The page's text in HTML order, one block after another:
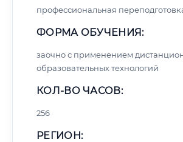
профессиональная
ФОРМА ОБУЧЕНИЯ:
заочно с применением
образовательных технологий
КОЛ-ВО ЧАСОВ:
256
РЕГИОН: